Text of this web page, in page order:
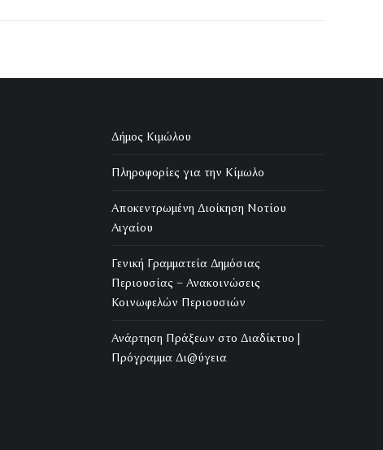
Δήμος Κιμώλου
Πληροφορίες για την Κίμωλο
Αποκεντρωμένη Διοίκηση Νοτίου
Αιγαίου
Γενική Γραμματεία Δημόσιας
Περιουσίας – Ανακοινώσεις
Κοινωφελών Περιουσιών
Ανάρτηση Πράξεων στο Διαδίκτυο |
Πρόγραμμα Δι@ύγεια